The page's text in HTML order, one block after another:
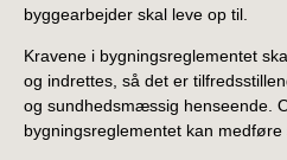
byggearbejder skal leve op til.
Kravene i bygningsreglementet
og indrettes, så det er
og sundhedsmæssig henseende.
bygningsreglementet kan medføre